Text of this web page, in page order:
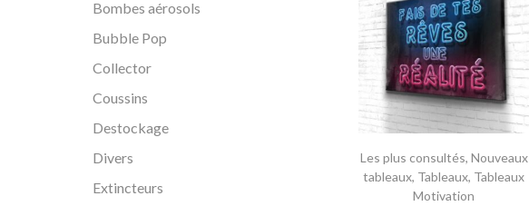
Les plus consultés, Nouveaux
tableaux, Tableaux, Tableaux
Motivation
Bombes aérosols
Bubble Pop
Collector
Coussins
Destockage
Divers
Extincteurs